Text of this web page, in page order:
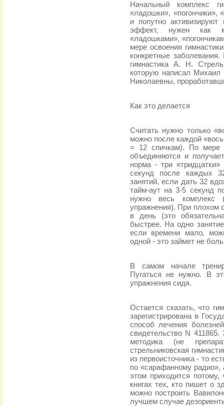
Начальный комплекс
«ладошки», «погончики»,
и попутно
эффект, нужен как
«ладошками»,
мере освоения
конкретные
гимнастика А. Н.
которую написал
Николаевны,
Как это делается
Считать нужно только
можно после каждой
= 12 спичкам). По мере
объединяются и
норма - три
секунд после каждых
занятий, если дать 32
тайм-аут на 3-5 секунд
нужно весь комплекс
упражнения). При плохом
в день (это
быстрее. На одно
если времени мало,
одной - это займет не
В самом начале
Пугаться не нужно. В
упражнения сидя.
Остается сказать, что
зарегистрирована в
способ лечения
свидетельство N 411865.
методика (не
стрельниковская
из первоисточника - то
по «сарафанному радио»,
этом приходится
книгах тех, кто пишет о
можно построить
лучшем случае